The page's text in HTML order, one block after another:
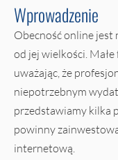
Wprowadzenie
Obecność online jest
od jej wielkości.
uważając, że
niepotrzebnym
przedstawiamy kilka
powinny
internetową.